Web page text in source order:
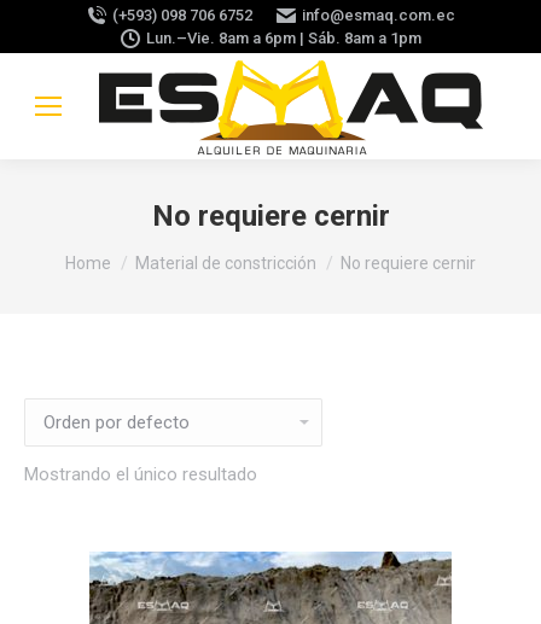
(+593) 098 706 6752
info@esmaq.com.ec
Lun.–Vie. 8am a 6pm | Sáb. 8am a 1pm
No requiere cernir
You are here:
Home Material de constricción No requiere cernir
Mostrando el único resultado